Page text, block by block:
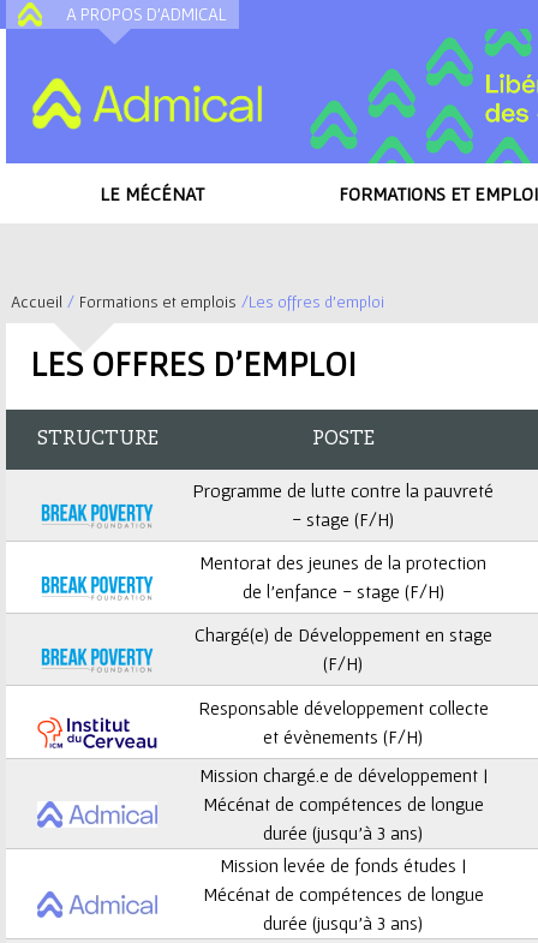
A PROPOS D'ADMICAL
LE MÉCÉNAT FORMATIONS ET
ê
s
i
Accueil / Formations et emplois /Les offres d'emploi
LES OFFRES D'EMPLOI
STRUCTURE POSTE
Programme de lutte contre la pauvreté
- stage (F/H)
Mentorat des jeunes de la protection
de l’enfance - stage (F/H)
Chargé(e) de Développement en stage
(F/H)
Responsable développement collecte
et évènements (F/H)
Mission chargé.e de développement |
Mécénat de compétences de longue
durée (jusqu’à 3 ans)
Mission levée de fonds études |
Mécénat de compétences de longue
durée (jusqu’à 3 ans)